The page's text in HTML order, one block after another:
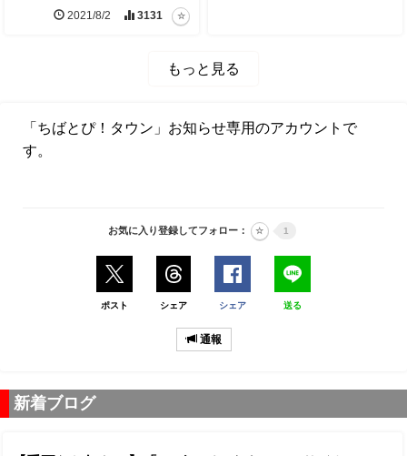
2021/8/2 3131
もっと見る
「ちばとぴ！タウン」お知らせ専用のアカウントで
す。
お気に入り登録してフォロー： 1
ポスト シェア シェア 送る
通報
新着ブログ